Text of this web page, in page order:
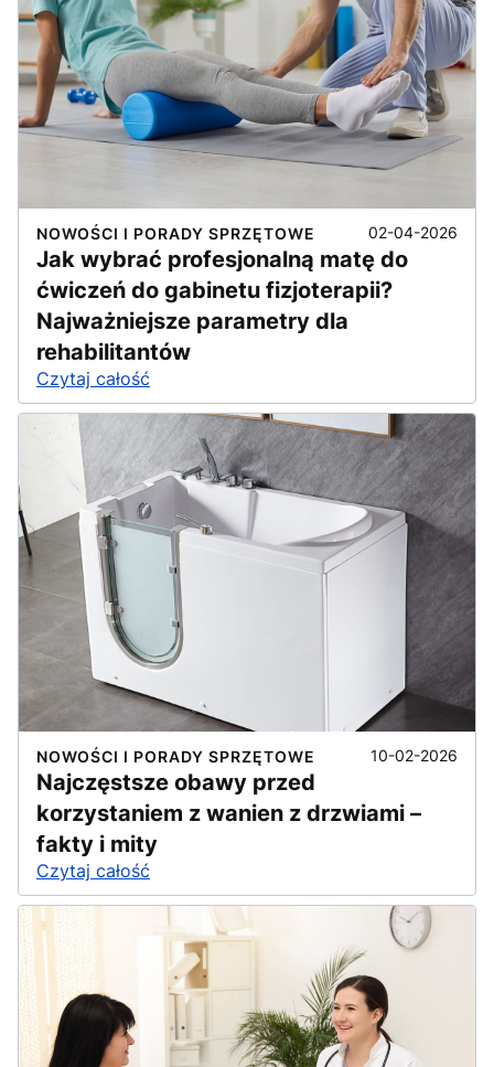
NOWOŚCI I PORADY SPRZĘTOWE 02-04-2026
Jak wybrać profesjonalną matę do
ćwiczeń do gabinetu fizjoterapii?
Najważniejsze parametry dla
rehabilitantów
Czytaj całość
NOWOŚCI I PORADY SPRZĘTOWE 10-02-2026
Najczęstsze obawy przed
korzystaniem z wanien z drzwiami –
fakty i mity
Czytaj całość